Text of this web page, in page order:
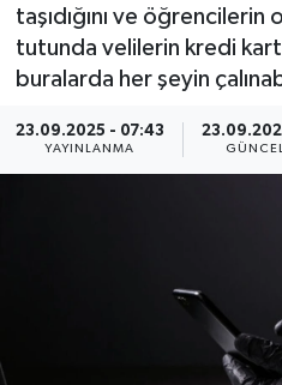
taşıdığını ve öğrencilerin
tutunda velilerin kredi
buralarda her şeyin
23.09.2025 - 07:43
YAYINLANMA
Eğitim
Magazin